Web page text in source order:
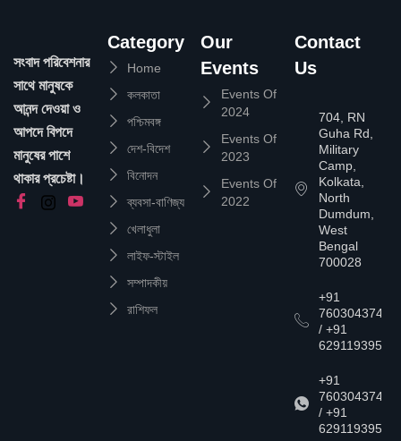
সংবাদ পরিবেশনার
সাথে মানুষকে
আনন্দ দেওয়া ও
আপদে বিপদে
মানুষের পাশে
থাকার প্রচেষ্টা।
Category
Home
কলকাতা
পশ্চিমবঙ্গ
দেশ-বিদেশ
বিনোদন
ব্যবসা-বাণিজ্য
খেলাধুলা
লাইফ-স্টাইল
সম্পাদকীয়
রাশিফল
Our
Events
Events Of
2024
Events Of
2023
Events Of
2022
Contact
Us
704, RN
Guha Rd,
Military
Camp,
Kolkata,
North
Dumdum,
West
Bengal
700028
+91
7603043747
/ +91
6291193957
+91
7603043747
/ +91
6291193957